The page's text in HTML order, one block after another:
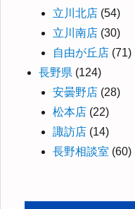
立川北店 (54)
立川南店 (30)
自由が丘店 (71)
長野県 (124)
安曇野店 (28)
松本店 (22)
諏訪店 (14)
長野相談室 (60)